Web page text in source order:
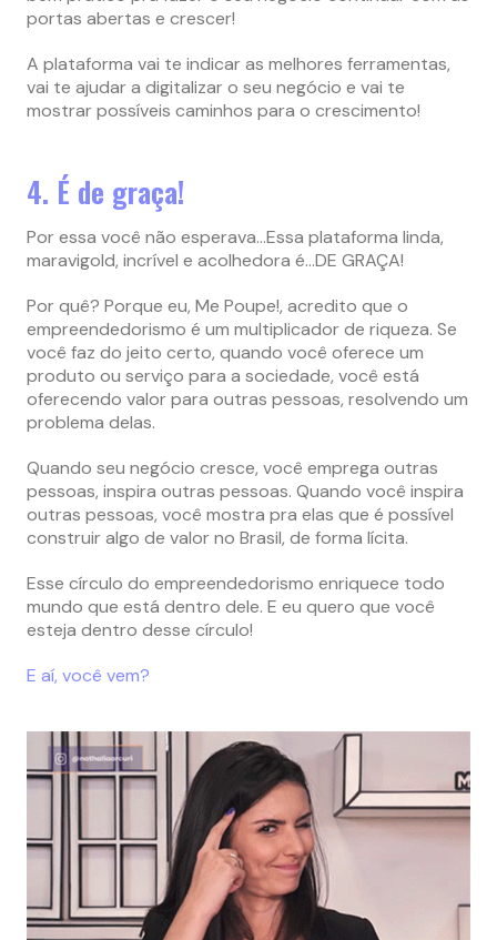
portas abertas e crescer!
A plataforma vai te indicar as melhores ferramentas,
vai te ajudar a digitalizar o seu negócio e vai te
mostrar possíveis caminhos para o crescimento!
4. É de graça!
Por essa você não esperava…Essa plataforma linda,
maravigold, incrível e acolhedora é…DE GRAÇA!
Por quê? Porque eu, Me Poupe!, acredito que o
empreendedorismo é um multiplicador de riqueza. Se
você faz do jeito certo, quando você oferece um
produto ou serviço para a sociedade, você está
oferecendo valor para outras pessoas, resolvendo um
problema delas.
Quando seu negócio cresce, você emprega outras
pessoas, inspira outras pessoas. Quando você inspira
outras pessoas, você mostra pra elas que é possível
construir algo de valor no Brasil, de forma lícita.
Esse círculo do empreendedorismo enriquece todo
mundo que está dentro dele. E eu quero que você
esteja dentro desse círculo!
E aí, você vem?